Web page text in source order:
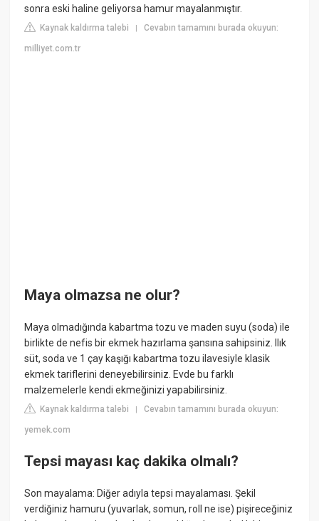
sonra eski haline geliyorsa hamur mayalanmıştır.
Kaynak kaldırma talebi |Cevabın tamamını burada okuyun:
milliyet.com.tr
Maya olmazsa ne olur?
Maya olmadığında kabartma tozu ve maden suyu (soda) ile
birlikte de nefis bir ekmek hazırlama şansına sahipsiniz. Ilık
süt, soda ve 1 çay kaşığı kabartma tozu ilavesiyle klasik
ekmek tariflerini deneyebilirsiniz. Evde bu farklı
malzemelerle kendi ekmeğinizi yapabilirsiniz.
Kaynak kaldırma talebi |Cevabın tamamını burada okuyun:
yemek.com
Tepsi mayası kaç dakika olmalı?
Son mayalama: Diğer adıyla tepsi mayalaması. Şekil
verdiğiniz hamuru (yuvarlak, somun, roll ne ise) pişireceğiniz